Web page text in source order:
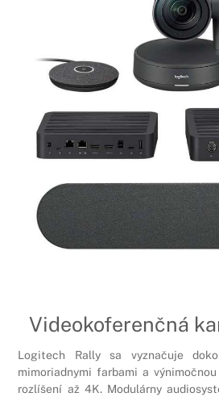
Videokoferenčná
Logitech Rally sa vyznačuje
mimoriadnymi farbami a
rozlíšení až 4K. Modulárny